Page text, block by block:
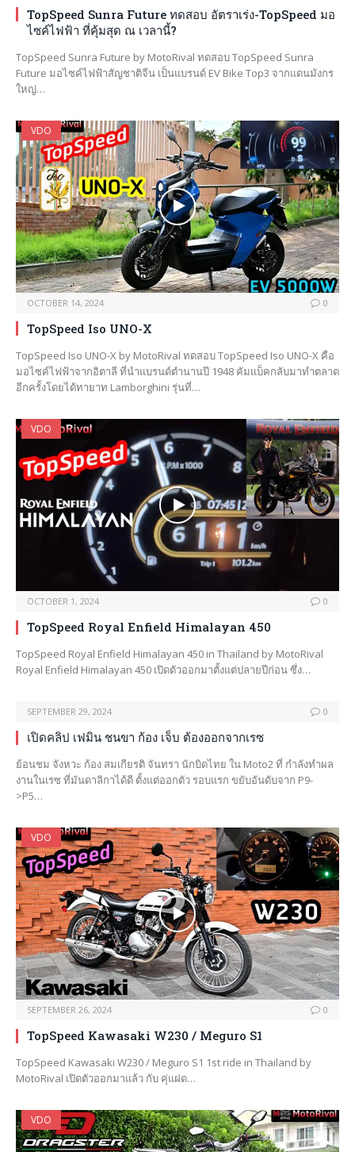
TopSpeed Sunra Future ทดสอบ อัตราเร่ง-TopSpeed มอ
ไซค์ไฟฟ้า ที่คุ้มสุด ณ เวลานี้?
TopSpeed Sunra Future by MotoRival ทดสอบ TopSpeed Sunra
Future มอไซค์ไฟฟ้าสัญชาติจีน เป็นแบรนด์ EV Bike Top3 จากแดนมังกร
ใหญ่…
VDO
OCTOBER 14, 2024 0
TopSpeed Iso UNO-X
TopSpeed Iso UNO-X by MotoRival ทดสอบ TopSpeed Iso UNO-X คือ
มอไซค์ไฟฟ้าจากอิตาลี ที่นำแบรนด์ตำนานปี 1948 คัมแบ็คกลับมาทำตลาด
อีกครั้งโดยได้ทายาท Lamborghini รุ่นที่…
VDO
OCTOBER 1, 2024 0
TopSpeed Royal Enfield Himalayan 450
TopSpeed Royal Enfield Himalayan 450 in Thailand by MotoRival
Royal Enfield Himalayan 450 เปิดตัวออกมาตั้งแต่ปลายปีก่อน ซึ่ง…
SEPTEMBER 29, 2024 0
เปิดคลิป เฟมิน ชนขา ก้อง เจ็บ ต้องออกจากเรซ
ย้อนชม จังหวะ ก้อง สมเกียรติ จันทรา นักบิดไทย ใน Moto2 ที่ กำลังทำผล
งานในเรซ ที่มันดาลิกาได้ดี ตั้งแต่ออกตัว รอบแรก ขยับอันดับจาก P9-
>P5…
VDO
SEPTEMBER 26, 2024 0
TopSpeed Kawasaki W230 / Meguro S1
TopSpeed Kawasaki W230 / Meguro S1 1st ride in Thailand by
MotoRival เปิดตัวออกมาแล้ว กับ คุ่แฝด…
VDO